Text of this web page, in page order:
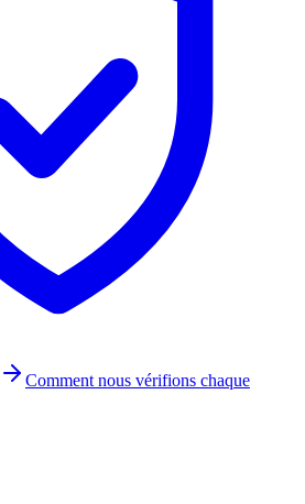
Comment nous vérifions chaque